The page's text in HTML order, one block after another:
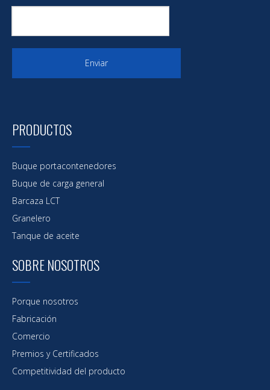
Enviar
PRODUCTOS
Buque portacontenedores
Buque de carga general
Barcaza LCT
Granelero
Tanque de aceite
SOBRE NOSOTROS
Porque nosotros
Fabricación
Comercio
Premios y Certificados
Competitividad del producto